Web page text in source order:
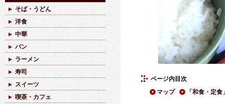
ページ内目次
マップ 「和食・定食
そば・うどん
洋食
中華
パン
ラーメン
寿司
スイーツ
喫茶・カフェ